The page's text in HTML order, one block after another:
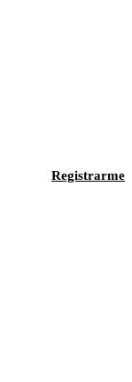
Registrarme